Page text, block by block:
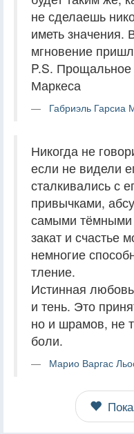
не сделаешь
иметь значения.
мгновение
P.S. Прощальное
Маркеса
Габриэль Гарсиа
Никогда не
если не видели
сталкивались с
привычками,
самыми
закат и счастье
немногие
тление.
Истинная
и тень. Это
но и шрамов, не
боли.
Марио Варгас